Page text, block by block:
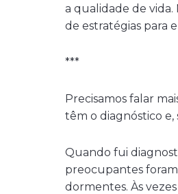
a qualidade de vida.
de estratégias para
***
Precisamos falar
têm o diagnóstico e,
Quando fui
preocupantes
dormentes. Às